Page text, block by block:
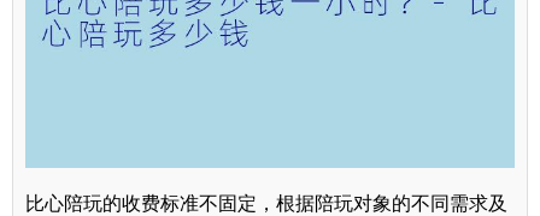
比心陪玩的收费标准不固定，根据陪玩对象的不同需求及